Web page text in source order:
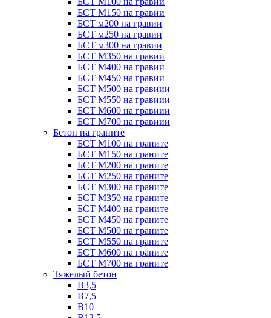
БСТ М150 на гравии
БСТ м200 на гравии
БСТ м250 на гравии
БСТ м300 на гравии
БСТ М350 на гравии
БСТ М400 на гравии
БСТ М450 на гравии
БСТ М500 на гравиии
БСТ М550 на гравиии
БСТ М600 на гравиии
БСТ М700 на гравиии
Бетон на граните
БСТ М100 на граните
БСТ М150 на граните
БСТ М200 на граните
БСТ М250 на граните
БСТ М300 на граните
БСТ М350 на граните
БСТ М400 на граните
БСТ М450 на граните
БСТ М500 на граните
БСТ М550 на граните
БСТ М600 на граните
БСТ М700 на граните
Тяжелый бетон
В3,5
B7,5
В10